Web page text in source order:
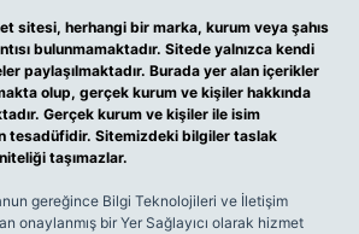
sitesi, herhangi bir marka, kurum veya şahıs
bulunmamaktadır. Sitede yalnızca kendi
paylaşılmaktadır. Burada yer alan içerikler
olup, gerçek kurum ve kişiler hakkında
Gerçek kurum ve kişiler ile isim
tesadüfidir. Sitemizdeki bilgiler taslak
taşımazlar.
gereğince Bilgi Teknolojileri ve İletişim
onaylanmış bir Yer Sağlayıcı olarak hizmet